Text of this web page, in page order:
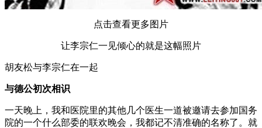
点击查看更多图片
让李宗仁一见倾心的就是这幅照片
胡友松与李宗仁在一起
与德公初次相识
一天晚上，我和医院里的其他几个医生一道被邀请去参加国务
院的一个什么部委的联欢晚会，我都记不清准确的名称了。就